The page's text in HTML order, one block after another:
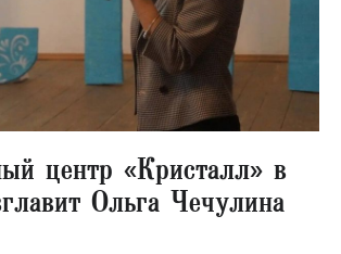
центр «Кристалл» в
Ольга Чечулина